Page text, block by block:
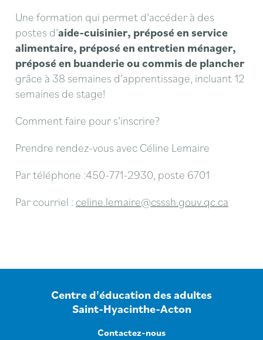
Une formation qui permet d’accéder à des
postes d’aide-cuisinier, préposé en service
alimentaire, préposé en entretien ménager,
préposé en buanderie ou commis de plancher
grâce à 38 semaines d’apprentissage, incluant 12
semaines de stage!
Comment faire pour s’inscrire?
Prendre rendez-vous avec Céline Lemaire
Par téléphone :450-771-2930, poste 6701
Par courriel : celine.lemaire@csssh.gouv.qc.ca
Centre d'éducation des adultes
Saint-Hyacinthe-Acton
Contactez-nous